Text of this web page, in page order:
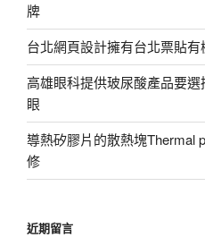
牌
台北網頁設計擁有台北票貼
高雄眼科提供玻尿酸產品要
眼
導熱矽膠片的散熱塊Thermal
修
近期留言